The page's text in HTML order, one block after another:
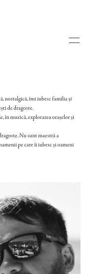
nostalgică, îmi iubesc familia și
de dragoste.
în muzică, explorarea orașelor și
Nu sunt maestră a
pe care îi iubesc și oameni